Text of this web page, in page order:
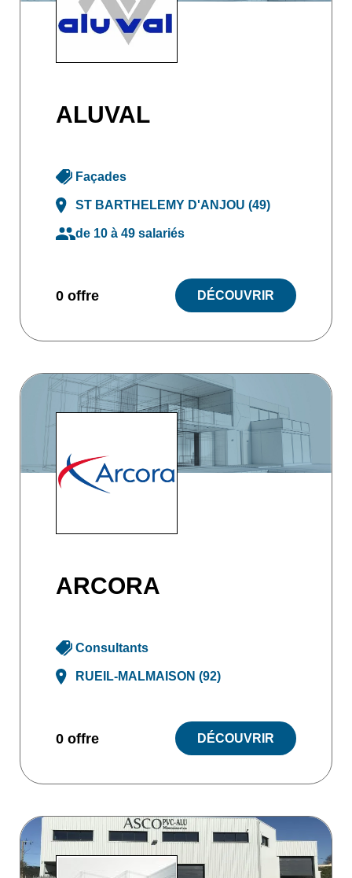
ALUVAL
Façades
ST BARTHELEMY D'ANJOU (49)
de 10 à 49 salariés
0 offre DÉCOUVRIR
ARCORA
Consultants
RUEIL-MALMAISON (92)
0 offre DÉCOUVRIR